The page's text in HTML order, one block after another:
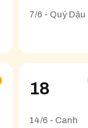
7/6 - Quý Dậu
18
14/6 - Canh